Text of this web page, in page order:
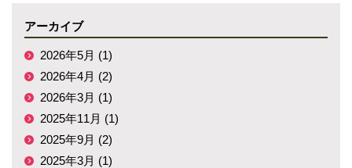
アーカイブ
2026年5月 (1)
2026年4月 (2)
2026年3月 (1)
2025年11月 (1)
2025年9月 (2)
2025年3月 (1)